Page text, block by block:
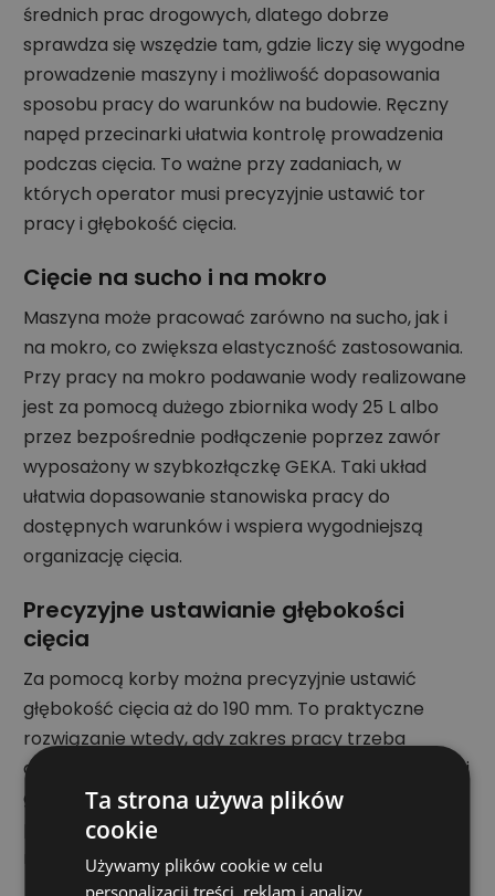
średnich prac drogowych, dlatego dobrze
sprawdza się wszędzie tam, gdzie liczy się wygodne
prowadzenie maszyny i możliwość dopasowania
sposobu pracy do warunków na budowie. Ręczny
napęd przecinarki ułatwia kontrolę prowadzenia
podczas cięcia. To ważne przy zadaniach, w
których operator musi precyzyjnie ustawić tor
pracy i głębokość cięcia.
Cięcie na sucho i na mokro
Maszyna może pracować zarówno na sucho, jak i
na mokro, co zwiększa elastyczność zastosowania.
Przy pracy na mokro podawanie wody realizowane
jest za pomocą dużego zbiornika wody 25 L albo
przez bezpośrednie podłączenie poprzez zawór
wyposażony w szybkozłączkę GEKA. Taki układ
ułatwia dopasowanie stanowiska pracy do
dostępnych warunków i wspiera wygodniejszą
organizację cięcia.
Precyzyjne ustawianie głębokości
cięcia
Za pomocą korby można precyzyjnie ustawić
głębokość cięcia aż do 190 mm. To praktyczne
rozwiązanie wtedy, gdy zakres pracy trzeba
dopasować do konkretnego materiału i planowanej
głębokości nacięcia. Ręczne ustawianie głębokości
pozwala operatorowi lepiej kontrolować pracę
maszyny.
Ta strona używa plików
cookie
Używamy plików cookie w celu
personalizacji treści, reklam i analizy